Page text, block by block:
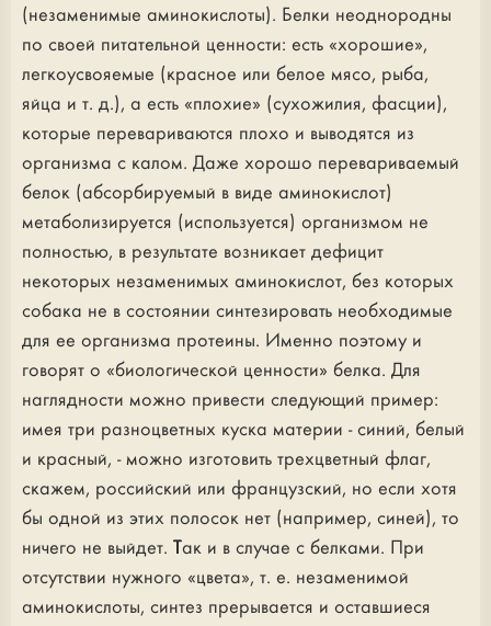
(незаменимые аминокислоты). Белки неоднородны
по своей питательной ценности: есть «хорошие»,
легкоусвояемые (красное или белое мясо, рыба,
яйца и т. д.), а есть «плохие» (сухожилия, фасции),
которые перевариваются плохо и выводятся из
организма с калом. Даже хорошо перевариваемый
белок (абсорбируемый в виде аминокислот)
метаболизируется (используется) организмом не
полностью, в результате возникает дефицит
некоторых незаменимых аминокислот, без которых
собака не в состоянии синтезировать необходимые
для ее организма протеины. Именно поэтому и
говорят о «биологической ценности» белка. Для
наглядности можно привести следующий пример:
имея три разноцветных куска материи - синий, белый
и красный, - можно изготовить трехцветный флаг,
скажем, российский или французский, но если хотя
бы одной из этих полосок нет (например, синей), то
ничего не выйдет. Так и в случае с белками. При
отсутствии нужного «цвета», т. е. незаменимой
аминокислоты, синтез прерывается и оставшиеся